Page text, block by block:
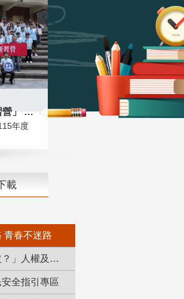
國教署「全國高中暑期研習營」 以多
年度
載
青春不迷路
「補課了沒？」人權及轉型正義教育專區
全指引專區